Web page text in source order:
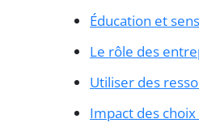
Éducation et
Le rôle des
Utiliser des
Impact des